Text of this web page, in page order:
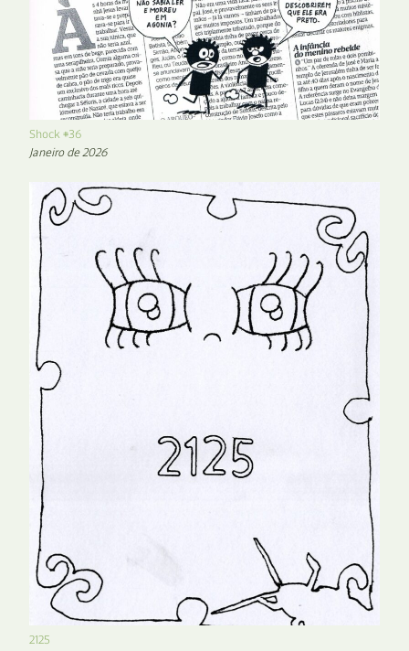
Shock #36
Janeiro de 2026
2125